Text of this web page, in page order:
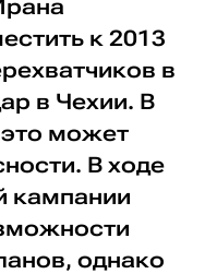
к 2013
в
в Чехии. В
это может
В ходе
кампании
однако